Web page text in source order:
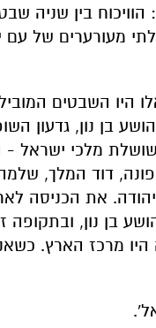
: הוויכוח בין שניה
מעורערים של עם
היו השבטים
בן נון, גדעון
מלכי ישראל -
, דוד המלך,
יהודה. את הכניסה
בן נון, ובתקופה
היו מרכז הארץ.
'.